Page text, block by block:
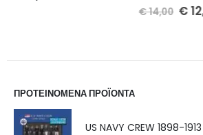
€14,00
ΠΡΟΤΕΙΝΟΜΕΝΑ ΠΡΟΪΟΝΤΑ
US NAVY CREW 1898-